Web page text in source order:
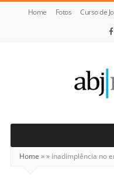
Home Fotos Curso de
Notícias
Home »» inadimplência no